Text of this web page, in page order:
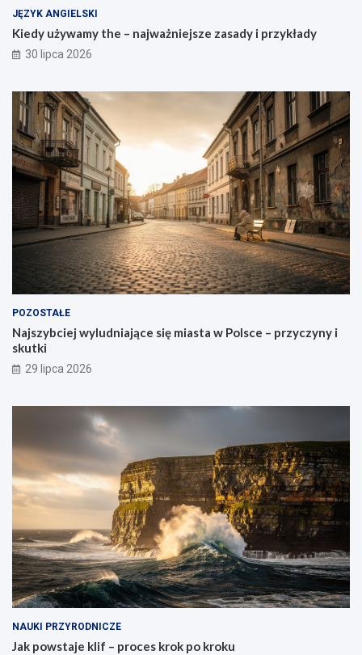
JĘZYK ANGIELSKI
Kiedy używamy the – najważniejsze zasady i przykłady
30 lipca 2026
POZOSTAŁE
Najszybciej wyludniające się miasta w Polsce – przyczyny i
skutki
29 lipca 2026
NAUKI PRZYRODNICZE
Jak powstaje klif – proces krok po kroku